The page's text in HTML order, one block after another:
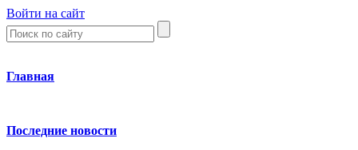
Войти на сайт
Главная
Последние новости